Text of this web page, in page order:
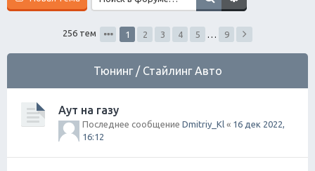
256 тем 1 2 3 4 5 9
Тюнинг / Стайлинг Авто
Аут на газу
Последнее сообщение Dmitriy_Kl « 16 дек 2022,
16:12